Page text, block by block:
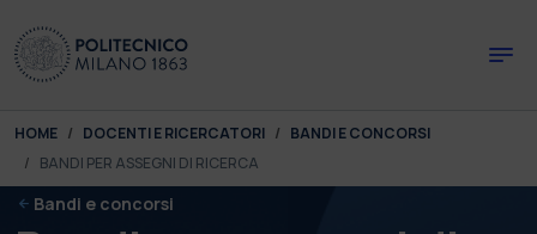
You are here:
HOME DOCENTI E RICERCATORI
BANDI E CONCORSI
BANDI PER ASSEGNI DI RICERCA
Bandi e concorsi